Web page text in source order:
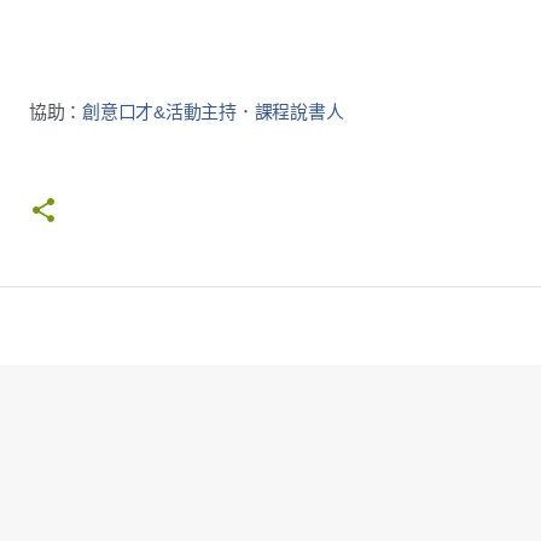
協助：創意口才&活動主持．課程說書人